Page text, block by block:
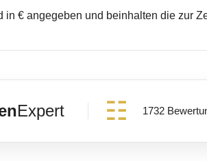
in € angegeben und beinhalten die zur
Expert 1732